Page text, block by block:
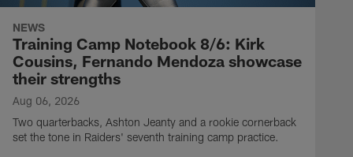
NEWS
Training Camp Notebook 8/6: Kirk
Cousins, Fernando Mendoza showcase
their strengths
Aug 06, 2026
Two quarterbacks, Ashton Jeanty and a rookie cornerback
set the tone in Raiders' seventh training camp practice.